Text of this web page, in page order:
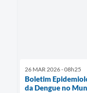
26 MAR 2026 - 08h25
Boletim
da Dengue no